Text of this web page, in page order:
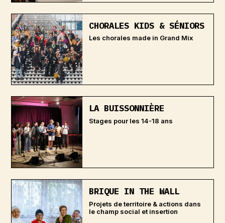
CHORALES KIDS & SÉNIORS
Les chorales made in Grand Mix
LA BUISSONNIÈRE
Stages pour les 14-18 ans
BRIQUE IN THE WALL
Projets de territoire & actions dans
le champ social et insertion